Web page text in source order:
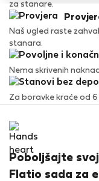
za stanare.
Naš ugled raste
stanara.
Nema skrivenih
Za boravke kraće od 6
Poboljšajte
Flatio sada za